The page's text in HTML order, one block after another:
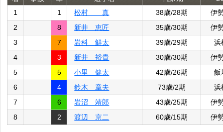
1
1 松村 真 38歳/28期
伊
2
8 新井 恵匠 35歳/30期
伊
3
7 岩科 鮮太 39歳/29期
浜
4
3 新井 裕貴 30歳/30期
伊
5
5 小里 健太 42歳/26期
飯
6
4 鈴木 章夫 73歳/2期
浜
7
6 岩沼 靖郎 43歳/25期
伊
8
2 渡辺 京二 60歳/15期 伊